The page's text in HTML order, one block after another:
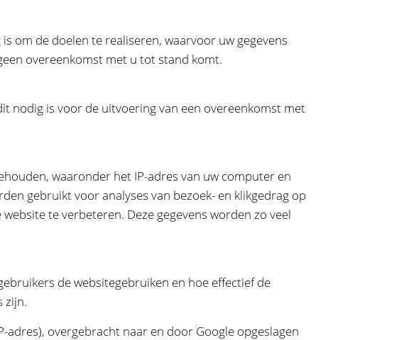
om de doelen te realiseren, waarvoor uw gegevens
overeenkomst met u tot stand komt.
nodig is voor de uitvoering van een overeenkomst met
waaronder het IP-adres van uw computer en
gebruikt voor analyses van bezoek- en klikgedrag op
te verbeteren. Deze gegevens worden zo veel
de websitegebruiken en hoe effectief de
zijn.
overgebracht naar en door Google opgeslagen